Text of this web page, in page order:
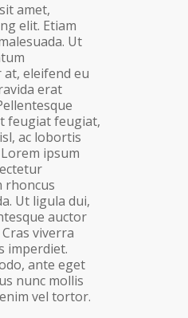
amet,
elit. Etiam
Ut
eleifend eu
erat
feugiat feugiat,
ac lobortis
ipsum
rhoncus
Ut ligula dui,
auctor
viverra
imperdiet.
ante eget
nunc mollis
vel tortor.